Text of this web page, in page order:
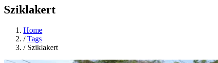
Sziklakert
Home
/ Tags
/ Sziklakert